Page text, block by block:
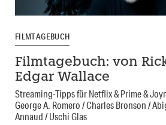
FILMTAGEBUCH
Filmtagebuch: von
Edgar Wallace
Streaming-Tipps für Netflix & Prime &
George A. Romero / Charles Bronson /
Annaud / Uschi Glas